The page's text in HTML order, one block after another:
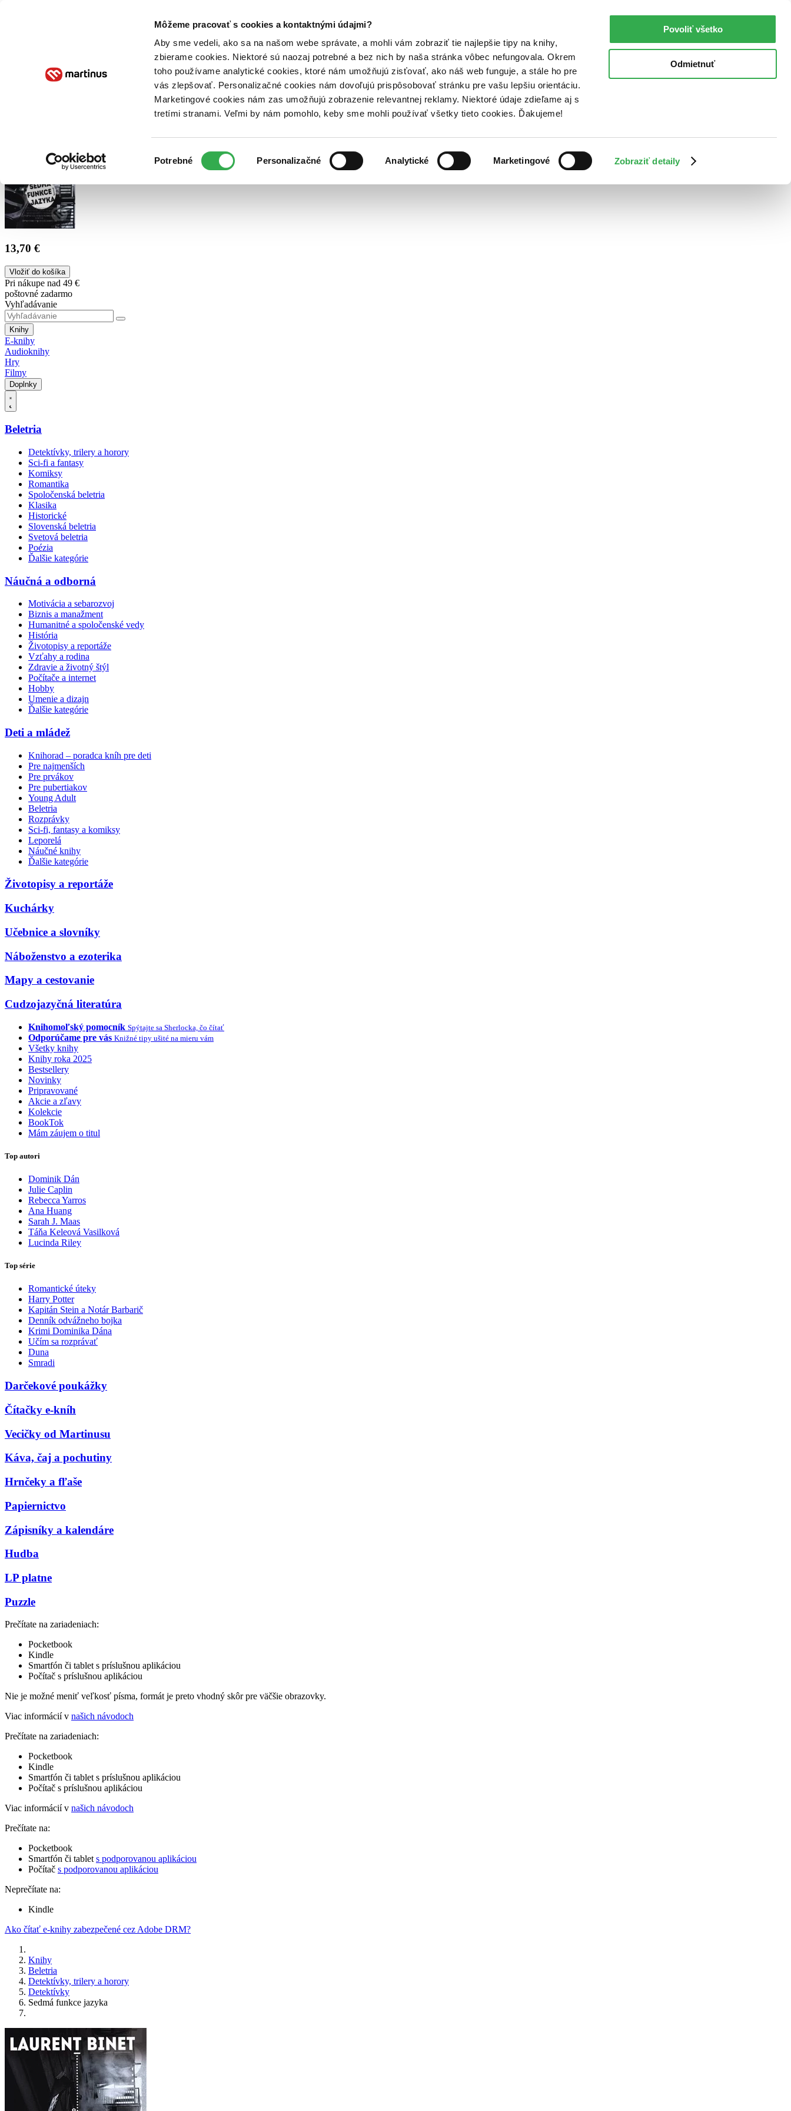
Môžeme pracovať s cookies a kontaktnými údajmi?
Aby sme vedeli, ako sa na našom webe správate, a mohli vám zobraziť tie najlepšie tipy na knihy,
zbierame cookies. Niektoré sú naozaj potrebné a bez nich by naša stránka vôbec nefungovala. Okrem
toho používame analytické cookies, ktoré nám umožňujú zisťovať, ako náš web funguje, a stále ho pre
vás zlepšovať. Personalizačné cookies nám dovoľujú prispôsobovať stránku pre vašu lepšiu orientáciu.
Marketingové cookies nám zas umožňujú zobrazenie relevantnej reklamy. Niektoré údaje zdieľame aj s
tretími stranami. Veľmi by nám pomohlo, keby sme mohli používať všetky tieto cookies. Ďakujeme!
súhlasu
Potrebné Personalizačné Analytické Marketingové Zobraziť detaily
Povoliť všetko
Odmietnuť
Poukážky Kontakt
13,70 €
Vložiť do košíka
Pri nákupe nad 49 €
poštovné zadarmo
Vyhľadávanie
Knihy
E-knihy
Audioknihy
Hry
Filmy
Doplnky
Beletria
Detektívky, trilery a horory
Sci-fi a fantasy
Komiksy
Romantika
Spoločenská beletria
Klasika
Historické
Slovenská beletria
Svetová beletria
Poézia
Ďalšie kategórie
Náučná a odborná
Motivácia a sebarozvoj
Biznis a manažment
Humanitné a spoločenské vedy
História
Životopisy a reportáže
Vzťahy a rodina
Zdravie a životný štýl
Počítače a internet
Hobby
Umenie a dizajn
Ďalšie kategórie
Deti a mládež
Knihorad – poradca kníh pre deti
Pre najmenších
Pre prvákov
Pre pubertiakov
Young Adult
Beletria
Rozprávky
Sci-fi, fantasy a komiksy
Leporelá
Náučné knihy
Ďalšie kategórie
Životopisy a reportáže
Kuchárky
Učebnice a slovníky
Náboženstvo a ezoterika
Mapy a cestovanie
Cudzojazyčná literatúra
Knihomoľský pomocník Spýtajte sa Sherlocka, čo čítať
Odporúčame pre vás Knižné tipy ušité na mieru vám
Všetky knihy
Knihy roka 2025
Bestsellery
Novinky
Pripravované
Akcie a zľavy
Kolekcie
BookTok
Mám záujem o titul
Top autori
Dominik Dán
Julie Caplin
Rebecca Yarros
Ana Huang
Sarah J. Maas
Táňa Keleová Vasilková
Lucinda Riley
Top série
Romantické úteky
Harry Potter
Kapitán Stein a Notár Barbarič
Denník odvážneho bojka
Krimi Dominika Dána
Učím sa rozprávať
Duna
Smradi
Darčekové poukážky
Čítačky e-kníh
Vecičky od Martinusu
Káva, čaj a pochutiny
Hrnčeky a fľaše
Papiernictvo
Zápisníky a kalendáre
Hudba
LP platne
Puzzle
Prečítate na zariadeniach:
Pocketbook
Kindle
Smartfón či tablet s príslušnou aplikáciou
Počítač s príslušnou aplikáciou
Nie je možné meniť veľkosť písma, formát je preto vhodný skôr pre väčšie obrazovky.
Viac informácií v našich návodoch
Prečítate na zariadeniach:
Pocketbook
Kindle
Smartfón či tablet s príslušnou aplikáciou
Počítač s príslušnou aplikáciou
Viac informácií v našich návodoch
Prečítate na:
Pocketbook
Smartfón či tablet s podporovanou aplikáciou
Počítač s podporovanou aplikáciou
Neprečítate na:
Kindle
Ako čítať e-knihy zabezpečené cez Adobe DRM?
Knihy
Beletria
Detektívky, trilery a horory
Detektívky
Sedmá funkce jazyka